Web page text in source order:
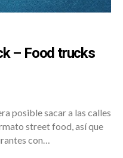
– Food trucks
posible sacar a las calles
street food, así que
con…